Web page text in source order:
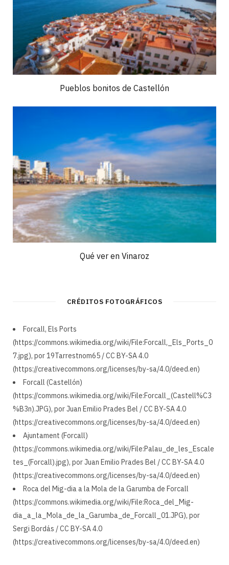
Pueblos bonitos de Castellón
Qué ver en Vinaroz
CRÉDITOS FOTOGRÁFICOS
Forcall, Els Ports
(https://commons.wikimedia.org/wiki/File:Forcall,_Els_Ports_0
7.jpg), por 19Tarrestnom65 / CC BY-SA 4.0
(https://creativecommons.org/licenses/by-sa/4.0/deed.en)
Forcall (Castellón)
(https://commons.wikimedia.org/wiki/File:Forcall_(Castell%C3
%B3n).JPG), por Juan Emilio Prades Bel / CC BY-SA 4.0
(https://creativecommons.org/licenses/by-sa/4.0/deed.en)
Ajuntament (Forcall)
(https://commons.wikimedia.org/wiki/File:Palau_de_les_Escale
tes_(Forcall).jpg), por Juan Emilio Prades Bel / CC BY-SA 4.0
(https://creativecommons.org/licenses/by-sa/4.0/deed.en)
Roca del Mig-dia a la Mola de la Garumba de Forcall
(https://commons.wikimedia.org/wiki/File:Roca_del_Mig-
dia_a_la_Mola_de_la_Garumba_de_Forcall_01.JPG), por
Sergi Bordás / CC BY-SA 4.0
(https://creativecommons.org/licenses/by-sa/4.0/deed.en)